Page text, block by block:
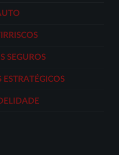
SEGUROS
ESTRATÉGICOS